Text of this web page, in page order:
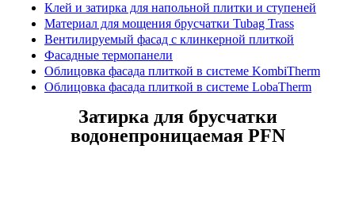
Клей и затирка для напольной плитки и ступеней
Материал для мощения брусчатки Tubag Trass
Вентилируемый фасад с клинкерной плиткой
Фасадные термопанели
Облицовка фасада плиткой в системе KombiTherm
Облицовка фасада плиткой в системе LobaTherm
Затирка для брусчатки
водонепроницаемая PFN